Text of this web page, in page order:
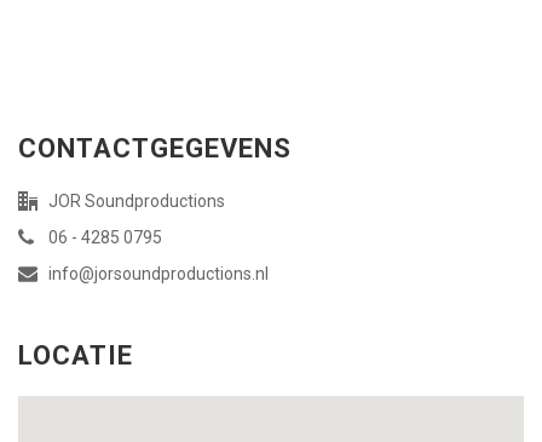
CONTACTGEGEVENS
JOR Soundproductions
06 - 4285 0795
info@jorsoundproductions.nl
LOCATIE